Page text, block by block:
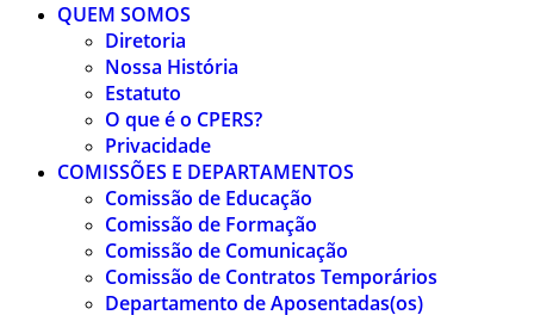
QUEM SOMOS
Diretoria
Nossa História
Estatuto
O que é o CPERS?
Privacidade
COMISSÕES E DEPARTAMENTOS
Comissão de Educação
Comissão de Formação
Comissão de Comunicação
Comissão de Contratos Temporários
Departamento de Aposentadas(os)